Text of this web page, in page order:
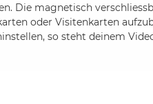
Die magnetisch
oder Visitenkarten
so steht deinem